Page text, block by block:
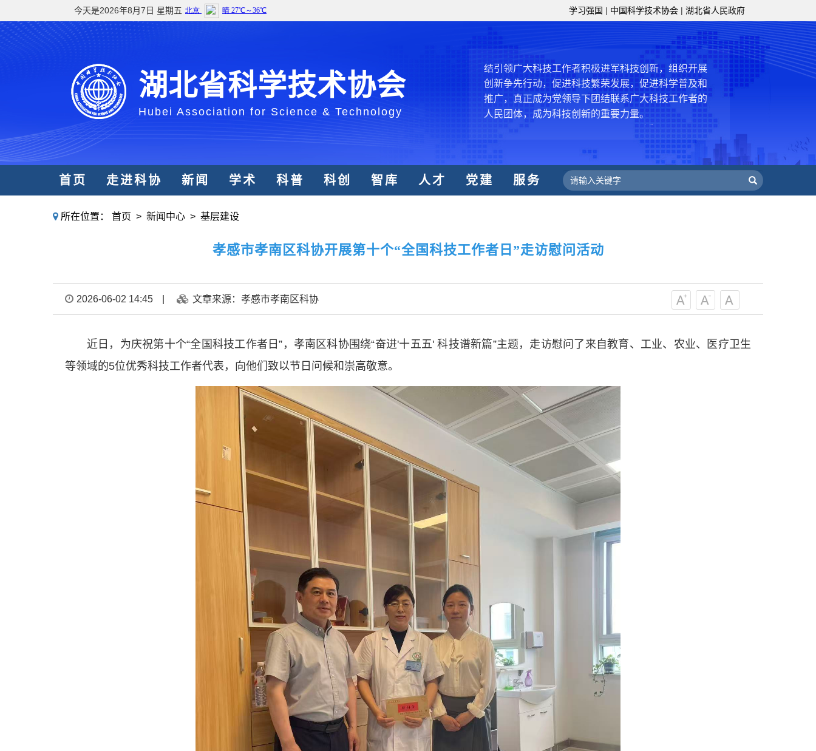
学习强国 | 中国科学技术协会 | 湖北省人民政府
今天是2026年8月7日 星期五
湖北省科学技术协会
Hubei Association for Science & Technology
创新驱动发展服务、为提高全民科学素质服务、为党
和政府科学决策服务的职责定位,推动开放型、枢纽
型、平台型科协组织建设，接长手臂，扎根基层，团
结引领广大科技工作者积极进军科技创新，组织开展
创新争先行动，促进科技繁荣发展，促进科学普及和
推广，真正成为党领导下团结联系广大科技工作者的
人民团体，成为科技创新的重要力量。
——习近平 2016.5.30
中国科协要肩负起党和政府联系科技工作者桥梁
和纽带的职责，坚持为科技工作者服务、为创新驱动
发展服务、为提高全民科学素质服务、为党和政府科
合作，为全面建设社会主义现代化国家、推动构建人
中国科协各级组织要坚持为科技工作者服务、为
创新驱动发展服务、为提高全民科学素质服务、为党
型、平台型科协组织建设，接长手臂，扎根基层，团
结引领广大科技工作者积极进军科技创新，组织开展
人民团体，成为科技创新的重要力量。
——习近平 2016.5.30
中国科协要肩负起党和政府联系科技工作者桥梁
和纽带的职责，坚持为科技工作者服务、为创新驱动
发展服务、为提高全民科学素质服务、为党和政府科
学决策服务，更广泛地把广大科技工作者团结在党的
周围，弘扬科学家精神，涵养优良学风。要坚持面向
合作，为全面建设社会主义现代化国家、推动构建人
首页 走进科协 新闻 学术 科普 科创 智库 人才 党建 服务
所在位置： 首页 > 新闻中心 > 基层建设
孝感市孝南区科协开展第十个“全国科技工作者日”走访慰问活动
2026-06-02 14:45 文章来源：孝感市孝南区科协
近日，为庆祝第十个“全国科技工作者日”，孝南区科协围绕“奋进'十五五' 科技谱新篇”主题，走访慰问了来自教育、工业、农业、医疗卫生
等领域的5位优秀科技工作者代表，向他们致以节日问候和崇高敬意。